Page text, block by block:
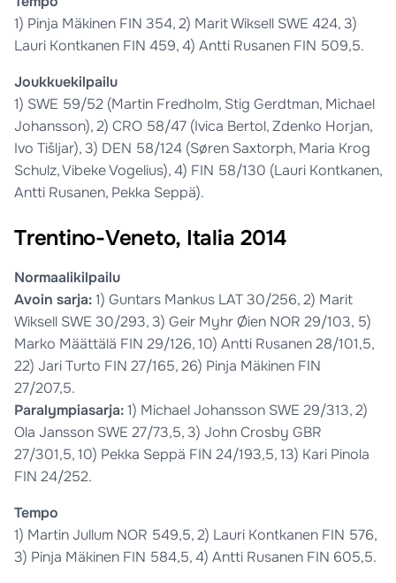
1) Pinja Mäkinen FIN 354, 2) Marit Wiksell SWE 424, 3)
Lauri Kontkanen FIN 459, 4) Antti Rusanen FIN 509,5.
Joukkuekilpailu
1) SWE 59/52 (Martin Fredholm, Stig Gerdtman, Michael
Johansson), 2) CRO 58/47 (Ivica Bertol, Zdenko Horjan,
Ivo Tišljar), 3) DEN 58/124 (Søren Saxtorph, Maria Krog
Schulz, Vibeke Vogelius), 4) FIN 58/130 (Lauri Kontkanen,
Antti Rusanen, Pekka Seppä).
Trentino-Veneto, Italia 2014
Normaalikilpailu
Avoin sarja:1) Guntars Mankus LAT 30/256, 2) Marit
Wiksell SWE 30/293, 3) Geir Myhr Øien NOR 29/103, 5)
Marko Määttälä FIN 29/126, 10) Antti Rusanen 28/101,5,
22) Jari Turto FIN 27/165, 26) Pinja Mäkinen FIN
27/207,5.
Paralympiasarja:1) Michael Johansson SWE 29/313, 2)
Ola Jansson SWE 27/73,5, 3) John Crosby GBR
27/301,5, 10) Pekka Seppä FIN 24/193,5, 13) Kari Pinola
FIN 24/252.
Tempo
1) Martin Jullum NOR 549,5, 2) Lauri Kontkanen FIN 576,
3) Pinja Mäkinen FIN 584,5, 4) Antti Rusanen FIN 605,5.